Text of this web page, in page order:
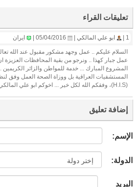
تعليقات القراء
1 | ابو علي المالكي | ايران
السلام عليكم .. عمل وجهد مشكور مقبول عند الله
عمل جبار كهذا .. ونرجو من بقية المحافظات العزيزة
المشروع المبارك ... خدمة للمواطن والزائر الكريمين
المستشفيات العراقية بل ووزاة الصحة العمل وفق
(H.I.S)، وفقكم الله لكل خير ... اخوكم ابو علي المالكي / قم المقدسة
إضافة تعليق
الإسم:
الدولة:
البريد